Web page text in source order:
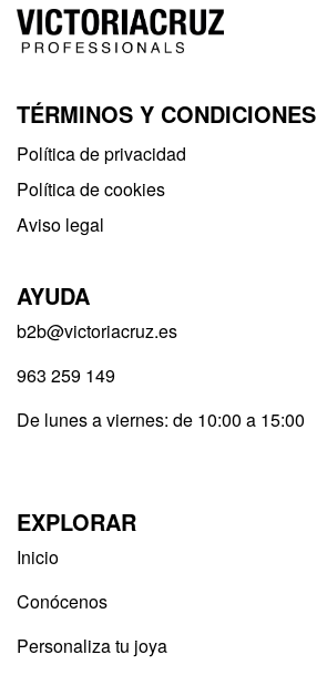
Ir al contenido
TÉRMINOS Y CONDICIONES
Política de privacidad​
Política de cookies
Aviso legal
AYUDA
b2b@victoriacruz.es
963 259 149
De lunes a viernes: de 10:00 a 15:00
EXPLORAR
Inicio
Conócenos
Personaliza tu joya